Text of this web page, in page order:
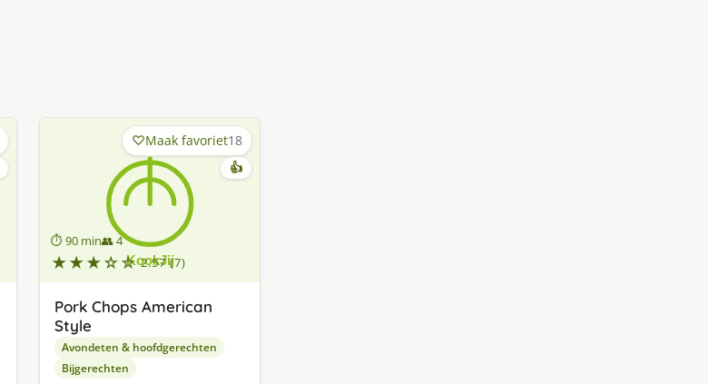
⏱ 90 min👥 4
★★★☆☆ 2.57 (7)
Maak favoriet18
👍
Pork Chops American
Style
Avondeten & hoofdgerechten
Bijgerechten